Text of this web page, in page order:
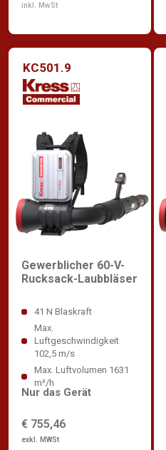
inkl. MwSt
KC501.9
Gewerblicher 60-V-
Rucksack-Laubbläser
41 N Blaskraft
Max.
Luftgeschwindigkeit
102,5 m/s
Max. Luftvolumen 1631
m³/h
€ 755,46
exkl. MWSt
Nur das Gerät